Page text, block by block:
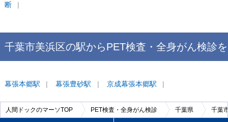
断
千葉市美浜区の駅からPET検査・全身がん検診を
幕張本郷駅 幕張豊砂駅 京成幕張本郷駅
人間ドックのマーソTOP PET検査・全身がん検診 千葉県 千葉